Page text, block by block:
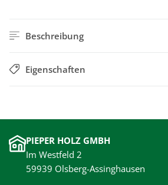
Beschreibung
Eigenschaften
PIEPER HOLZ GMBH
Im Westfeld 2
59939 Olsberg-Assinghausen